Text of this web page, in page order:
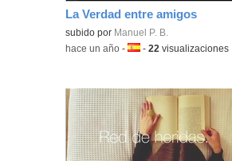
La Verdad entre amigos
Contenido educativo.
subido por Manuel P. B.
-hace un año -Idioma:
-22 visualizaciones